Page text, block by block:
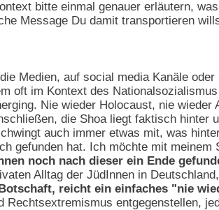
bitte einmal genauer erläutern,
Message Du damit transportieren
Medien, auf social media Kanäle
oft im Kontext des
Nie wieder Holocaust, nie
die Shoa liegt faktisch hinter
auch immer etwas mit, was
gefunden hat. Ich möchte mit meinem
noch nach dieser ein Ende
Alltag der JüdInnen in
reicht ein einfaches "nie
Rechtsextremismus entgegenstellen,